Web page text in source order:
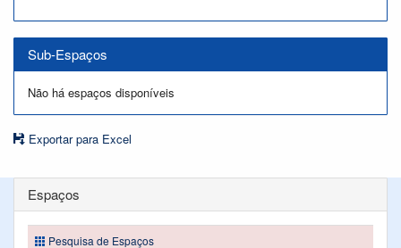
Sub-Espaços
Não há espaços disponíveis
Exportar para Excel
Espaços
Pesquisa de Espaços